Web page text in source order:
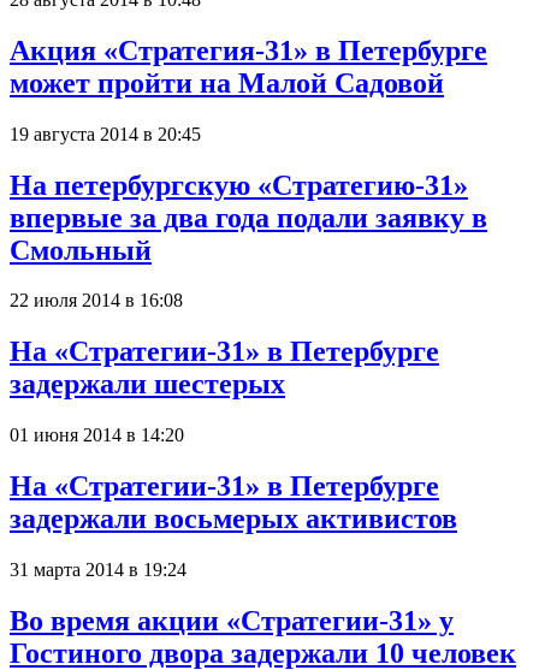
Акция «Стратегия-31» в Петербурге
может пройти на Малой Садовой
19 августа 2014 в 20:45
На петербургскую «Стратегию-31»
впервые за два года подали заявку в
Смольный
22 июля 2014 в 16:08
На «Стратегии-31» в Петербурге
задержали шестерых
01 июня 2014 в 14:20
На «Стратегии-31» в Петербурге
задержали восьмерых активистов
31 марта 2014 в 19:24
Во время акции «Стратегии-31» у
Гостиного двора задержали 10 человек